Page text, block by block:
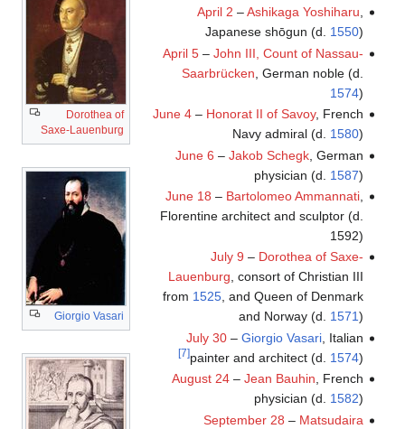
Dorothea of
Saxe-Lauenburg
Giorgio Vasari
April 2 –Ashikaga Yoshiharu,
Japanese shōgun (d. 1550)
April 5– John III, Count of Nassau-
Saarbrücken , German noble (d.
1574)
June 4– Honorat II of Savoy, French
Navy admiral (d. 1580)
June 6 – Jakob Schegk, German
physician (d. 1587)
June 18 – Bartolomeo Ammannati,
Florentine architect and sculptor (d.
1592)
July 9 – Dorothea of Saxe-
Lauenburg, consort of Christian III
from 1525, and Queen of Denmark
and Norway (d. 1571)
July 30– Giorgio Vasari, Italian
painter and architect (d. 1574)
[7]
August 24– Jean Bauhin , French
physician (d. 1582)
September 28 – Matsudaira